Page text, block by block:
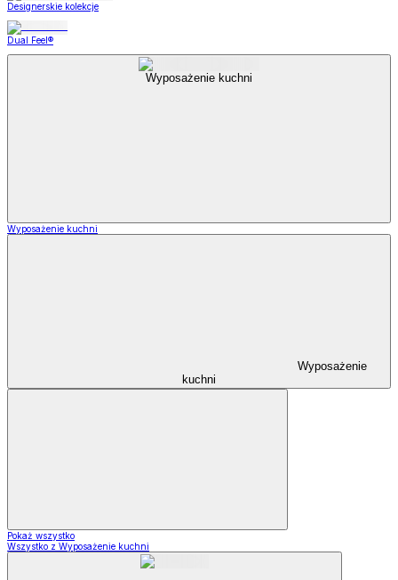
Designerskie kolekcje
Dual Feel®
Wyposażenie kuchni
Wyposażenie kuchni
Wyposażenie
kuchni
Pokaż wszystko
Wszystko z Wyposażenie kuchni